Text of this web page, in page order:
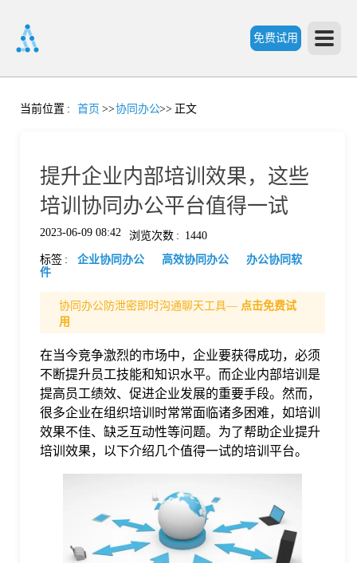
免费试用
首
格
当前位置 : 首页 >>协同办公>> 正文
提升企业内部培训效果，这些
培训协同办公平台值得一试
2023-06-09 08:42 浏览次数 : 1440
标签 : 企业协同办公 高效协同办公
办公协同软
件
协同办公防泄密即时沟通聊天工具— 点击免费试
用
在当今竞争激烈的市场中，企业要获得成功，必须
不断提升员工技能和知识水平。而企业内部培训是
提高员工绩效、促进企业发展的重要手段。然而，
很多企业在组织培训时常常面临诸多困难，如培训
效果不佳、缺乏互动性等问题。为了帮助企业提升
培训效果，以下介绍几个值得一试的培训平台。